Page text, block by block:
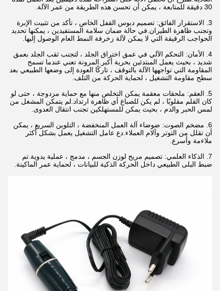
30 دقيقة للمتابعة ، يمكن أن تحسن هذه الطريقة من عمر الآلة.
3. الاستقرار الفائق: تصميم دبوس القفل الخاص ، تأكد من تثبيت الإبرة
وتجنب ظاهرة الطيران.في حالة ضمان سلامة المستفيدين ، يمكنها تحديد
الحواجب الرقيقة التي لا يمكن لآلة زخرفة النمط العام الوصول إليها.
4. الأمان: التحكم الآلي في عمق اختراق الجلد ، لتجنب ثقب الجلد بعمق
شديد ، بحيث يعمل المبتدئين بحرية أكبر.المرونة تعني عندما تسمح
المقاومة التي تواجهها الآلة بالتوقف ، تاركًا العودة إلى وضعها الطبيعي بعد
سطح مقاومة التشغيل ، لحماية الحركة من التلف.
5. العقم: ملحقات معقمة يمكن التخلص منها مع حماية مزدوجة ، حتى لو
كان القلم مقلوبًا ، لم يكن للصباغ أي ظاهرة ارتداد.لم يتمكن المشغل من
لمس الحبر والدم ، بحيث يمكن للمستهلكين تجنب انتقال العدوى.
6. مضخم الصوت: ضوضاء آلة العمل المنخفضة ، التلوين السريع ، يمكن
أن تقلل من التوتر وآلام العملاء.دع عامل التشغيل يعمل بشكل أكثر
ملاءمة وأسرع.
7. الذكاء العلمي: تصميم مريح لوزن الجسم ، مدمج ، عملية يدوية.تم
ضبط البلى الطبيعي داخل الحركة الذكية للبيانات ، لحماية عمر الماكينة.